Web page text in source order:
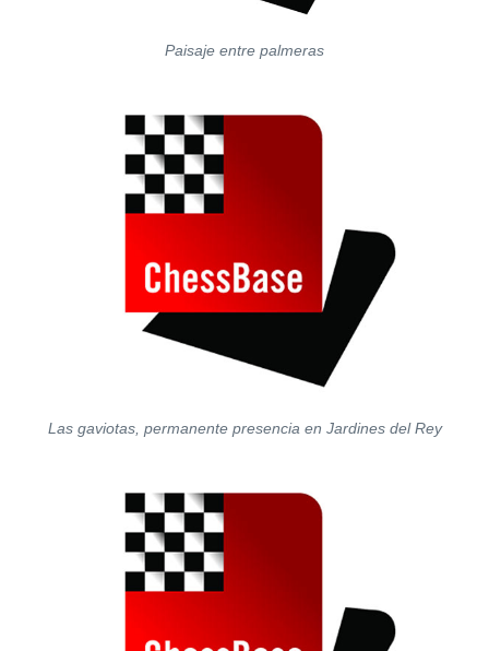
Paisaje entre palmeras
Las gaviotas, permanente presencia en Jardines del Rey